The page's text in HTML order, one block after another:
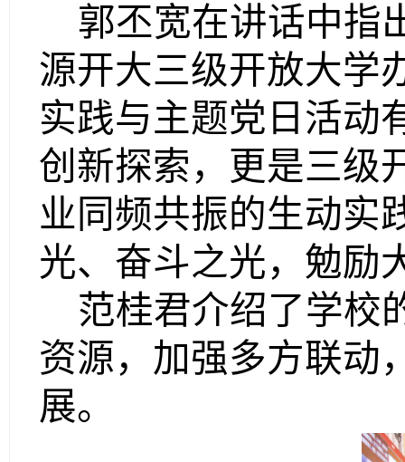
郭丕宽在讲话中指
源开大三级开放大学
实践与主题党日活动
创新探索，
更是三级
业同频共振的生动实
光、奋斗之光，勉励
范桂君介绍了学校
资源，加强多方联动
展。